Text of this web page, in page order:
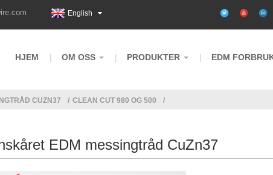
English
HJEM OM OSS PRODUKTER EDM
CUZN37 CLEAN CUT 980 OG 500
EDM messingtråd CuZn37